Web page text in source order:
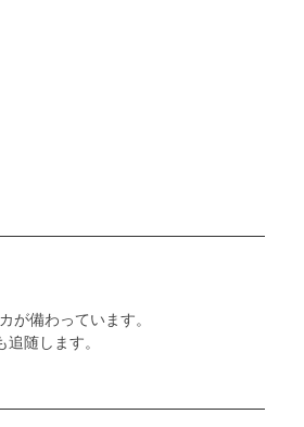
が備わっています。
随します。